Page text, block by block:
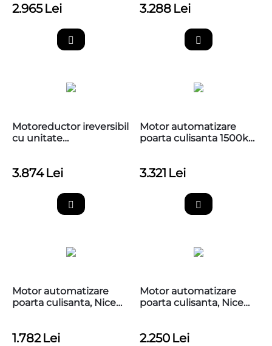
2.965 Lei 3.288 Lei
Motoreductor ireversibil
cu unitate
RUN1500P
3.874 Lei
Motor automatizare
poarta culisanta 1500kg,
3.321 Lei
Motor automatizare
poarta culisanta, Nice
1.782 Lei
Motor automatizare
poarta culisanta, Nice
2.250 Lei